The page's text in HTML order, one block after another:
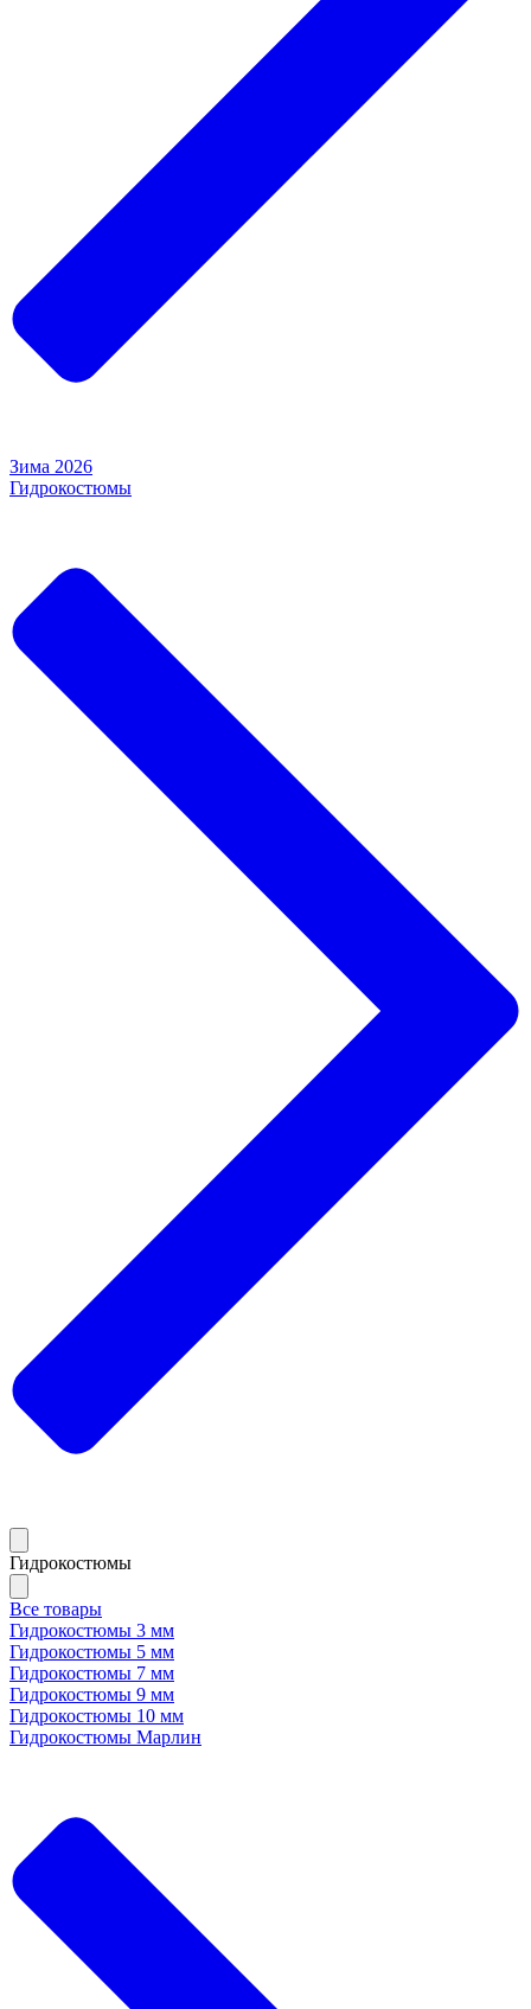
Зима 2026
Гидрокостюмы
Гидрокостюмы
Все товары
Гидрокостюмы 3 мм
Гидрокостюмы 5 мм
Гидрокостюмы 7 мм
Гидрокостюмы 9 мм
Гидрокостюмы 10 мм
Гидрокостюмы Марлин